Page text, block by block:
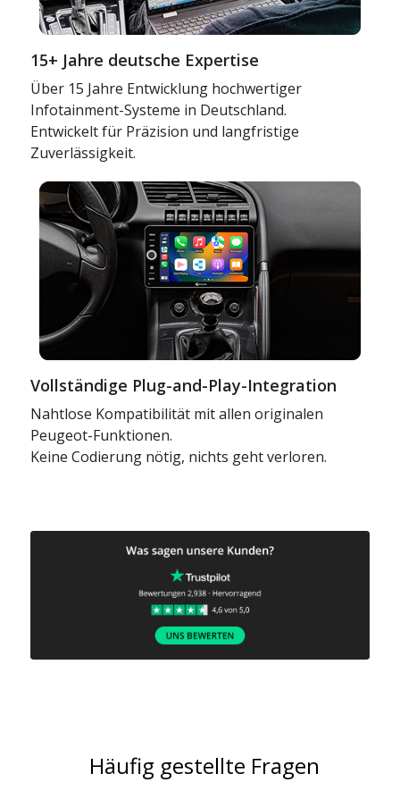
15+ Jahre deutsche Expertise
Über 15 Jahre Entwicklung hochwertiger
Infotainment-Systeme in Deutschland.
Entwickelt für Präzision und langfristige
Zuverlässigkeit.
Vollständige Plug-and-Play-Integration
Nahtlose Kompatibilität mit allen originalen
Peugeot-Funktionen.
Keine Codierung nötig, nichts geht verloren.
Häufig gestellte Fragen